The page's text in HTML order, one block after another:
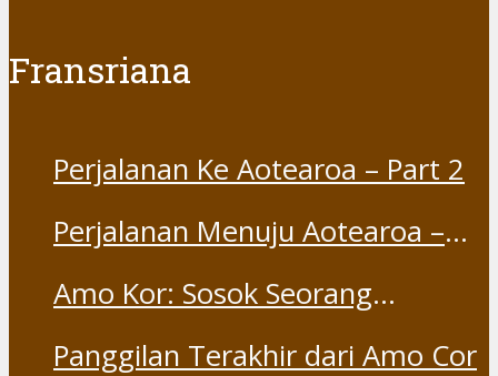
Fransriana
Perjalanan Ke Aotearoa – Part 2
Perjalanan Menuju Aotearoa –
Amo Kor: Sosok Seorang
Panggilan Terakhir dari Amo Cor